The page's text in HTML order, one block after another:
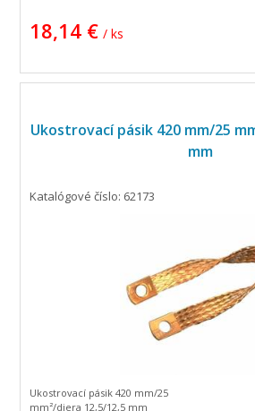
18,14 € / ks
Ukostrovací pásik 420 mm/25
mm
Katalógové číslo: 62173
Ukostrovací pásik 420 mm/25
mm²/diera 12,5/12,5 mm